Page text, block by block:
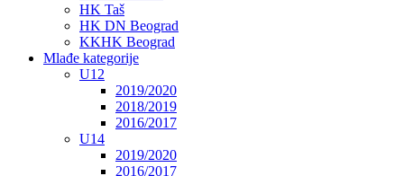
HK Taš
HK DN Beograd
KKHK Beograd
Mlađe kategorije
U12
2019/2020
2018/2019
2016/2017
U14
2019/2020
2016/2017